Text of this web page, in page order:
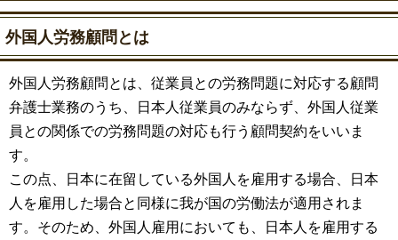
外国人労務顧問とは
外国人労務顧問とは、従業員との労務問題に対応する顧問
弁護士業務のうち、日本人従業員のみならず、外国人従業
員との関係での労務問題の対応も行う顧問契約をいいま
す。
この点、日本に在留している外国人を雇用する場合、日本
人を雇用した場合と同様に我が国の労働法が適用されま
す。そのため、外国人雇用においても、日本人を雇用する